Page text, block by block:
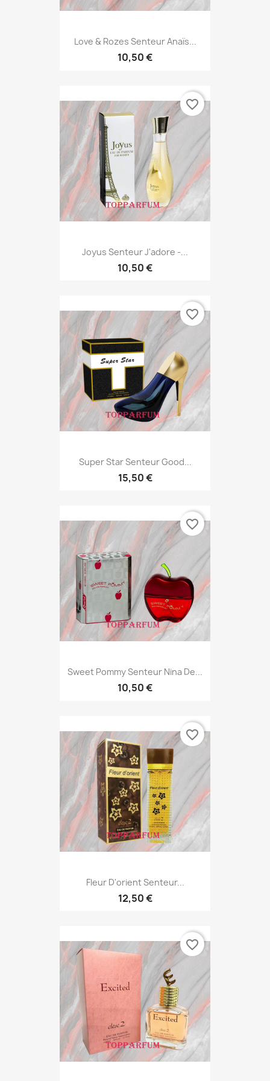
Love & Rozes Senteur Anaïs...
10,50 €
Joyus Senteur J'adore -...
10,50 €
favorite_border
Super Star Senteur Good...
15,50 €
favorite_border
Sweet Pommy Senteur Nina De...
10,50 €
favorite_border
Fleur D'orient Senteur...
12,50 €
favorite_border
favorite_border